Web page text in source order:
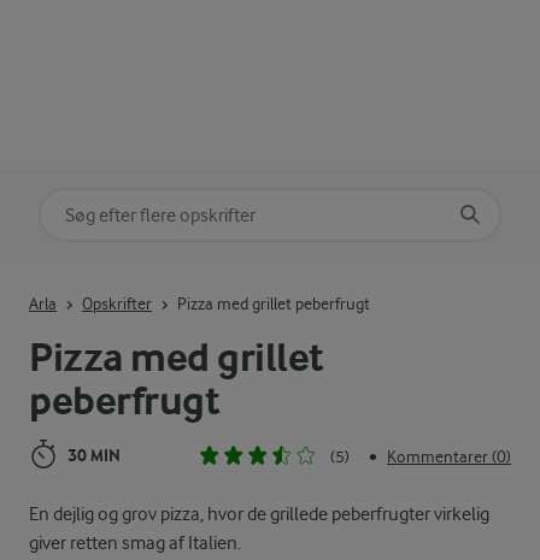
Pizza med grillet
peberfrugt
30 MIN (5) • Kommentarer (0)
En dejlig og grov pizza, hvor de grillede peberfrugter virkelig
giver retten smag af Italien.
Arla Opskrifter Pizza med grillet peberfrugt
Søg på kategori